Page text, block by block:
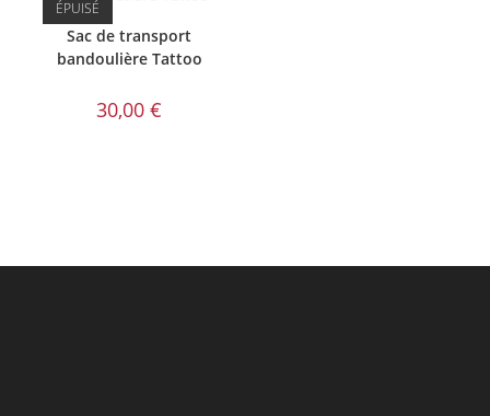
ÉPUISÉ
Sac de transport
bandoulière Tattoo
30,00€